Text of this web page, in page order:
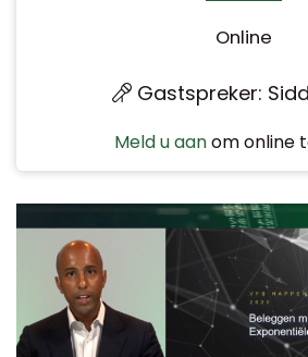
Online
Gastspreker:
Meld u aanom online